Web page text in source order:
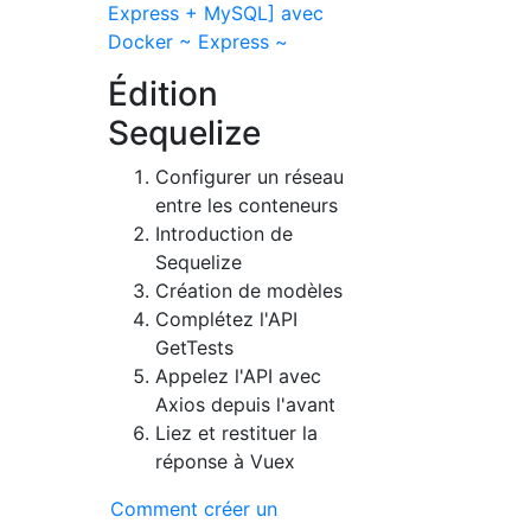
Express + MySQL] avec
Docker ~ Express ~
Édition
Sequelize
Configurer un réseau
entre les conteneurs
Introduction de
Sequelize
Création de modèles
Complétez l'API
GetTests
Appelez l'API avec
Axios depuis l'avant
Liez et restituer la
réponse à Vuex
Comment créer un